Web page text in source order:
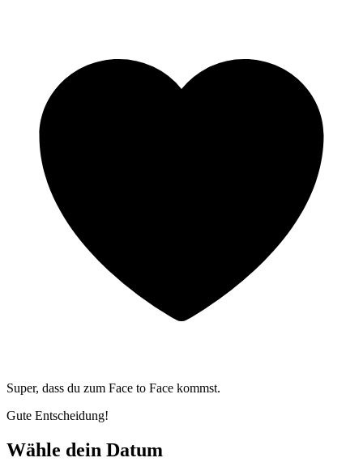
Super, dass du zum Face to Face kommst.
Gute Entscheidung!
Wähle dein Datum